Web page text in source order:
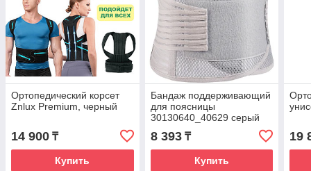
Ортопедический корсет
Znlux Premium, черный
14 900 ₸
Купить
Бандаж поддерживающий
для поясницы
30130640_40629 серый
8 393₸
Купить
19